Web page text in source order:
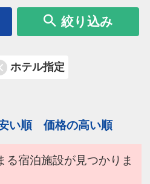
絞り込み
ホテル指定
い順 価格の高い順
る宿泊施設が見つかりま